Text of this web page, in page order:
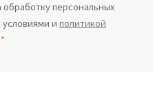
персональных
и политикой
*